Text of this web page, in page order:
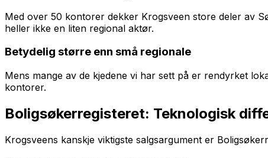
Med over 50 kontorer dekker Krogsveen store deler av
heller ikke en liten regional aktør.
Betydelig større enn små regionale
Mens mange av de kjedene vi har sett på er rendyrket
kontorer.
Boligsøkerregisteret: Teknologisk
Krogsveens kanskje viktigste salgsargument er